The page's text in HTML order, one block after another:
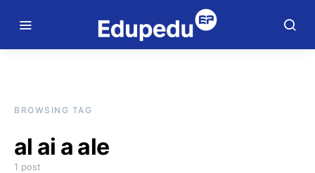
BROWSING TAG
al ai a ale
1 post